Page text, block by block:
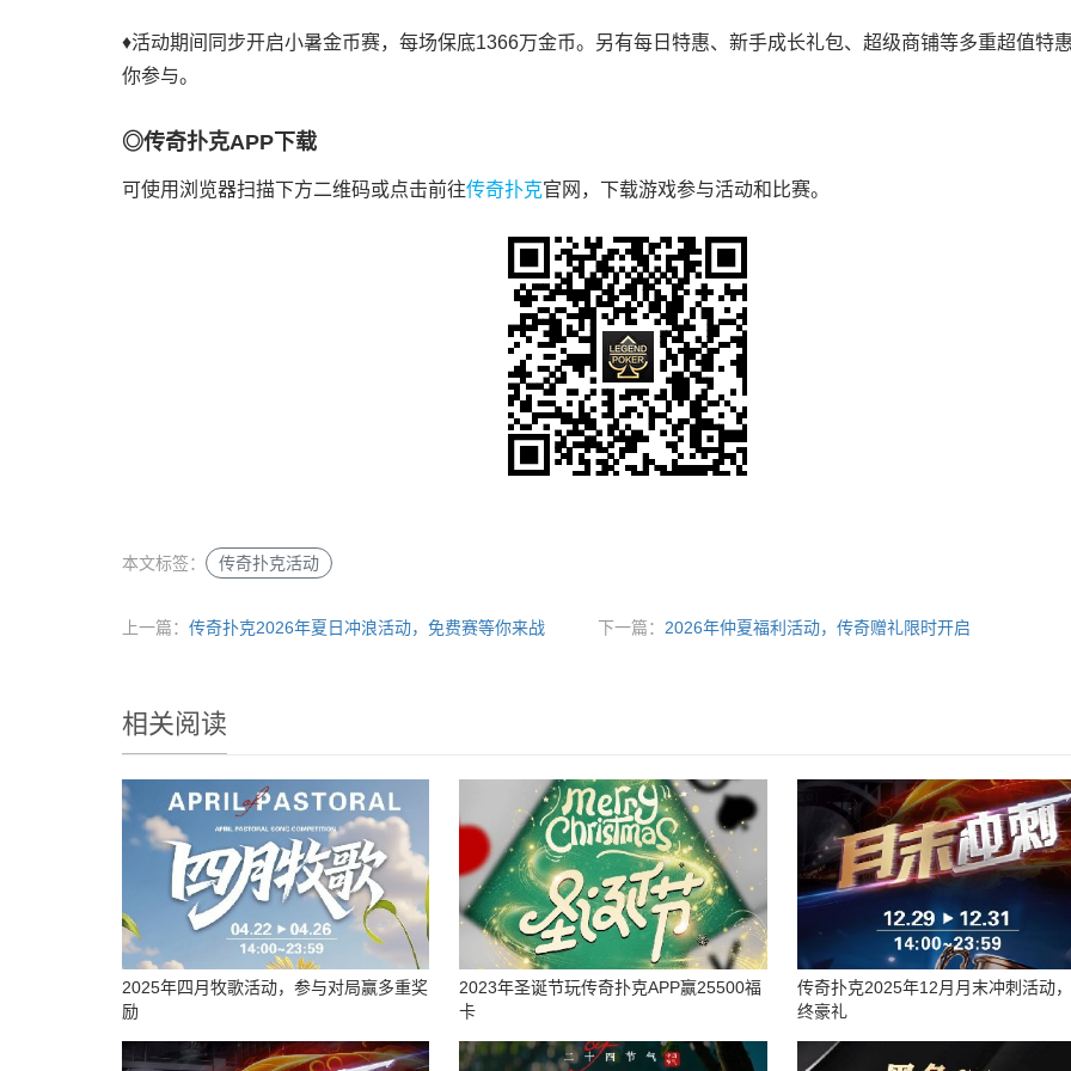
♦活动期间同步开启小暑金币赛，每场保底1366万金币。另有每日特惠、新手成长礼包、超级商铺等多重超值特
你参与。
◎传奇扑克APP下载
可使用浏览器扫描下方二维码或点击前往传奇扑克官网，下载游戏参与活动和比赛。
本文标签： 传奇扑克活动
上一篇： 传奇扑克2026年夏日冲浪活动，免费赛等你来战 下一篇： 2026年仲夏福利活动，传奇赠礼限时开启
相关阅读
2025年四月牧歌活动，参与对局赢多重奖
励
2023年圣诞节玩传奇扑克APP赢25500福
卡
传奇扑克2025年12月月末冲刺活动
终豪礼